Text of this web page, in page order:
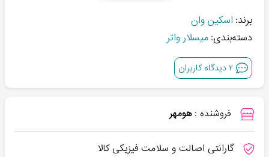
برند: اسکین وان
دسته‌بندی: میسلار واتر
۲دیدگاه کاربران
فروشنده : هومهر
گارانتی اصالت و سلامت فیزیکی کالا